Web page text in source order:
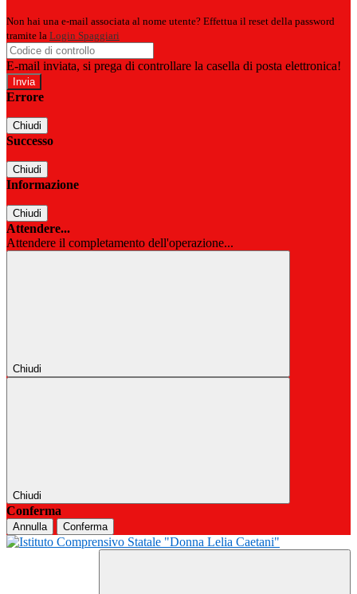
Non hai una e-mail associata al nome utente? Effettua il reset della password
tramite la Login Spaggiari
E-mail inviata, si prega di controllare la casella di posta elettronica!
Errore
Chiudi
Successo
Chiudi
Informazione
Chiudi
Attendere...
Attendere il completamento dell'operazione...
Chiudi
Chiudi
Conferma
Annulla Conferma